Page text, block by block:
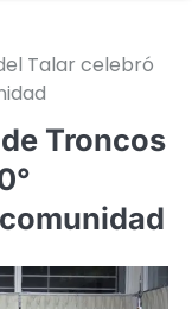
Talar celebró
Troncos